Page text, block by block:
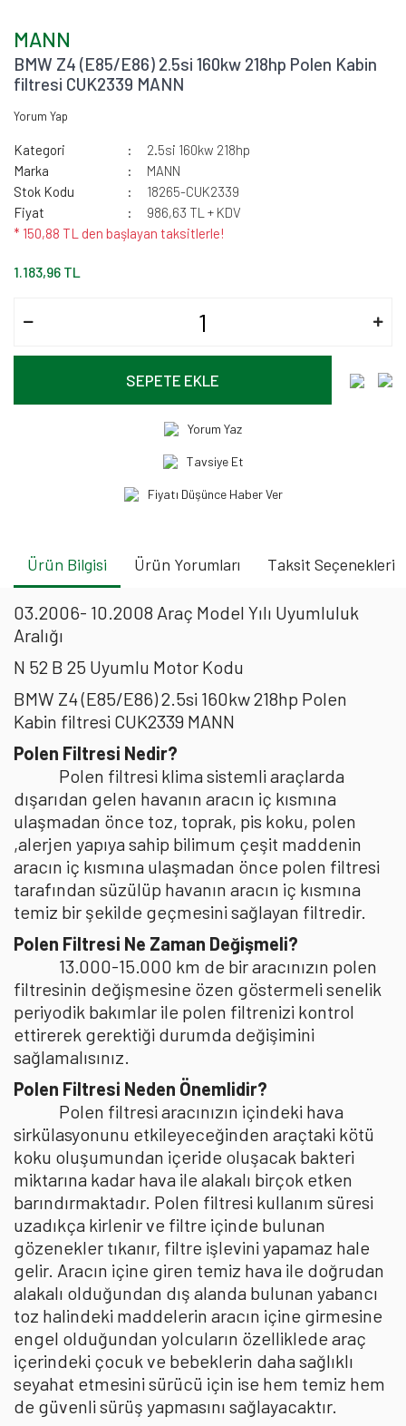
MANN
BMW Z4 (E85/E86) 2.5si 160kw 218hp Polen Kabin
filtresi CUK2339 MANN
Yorum Yap
Kategori
2.5si 160kw 218hp
Marka
MANN
Stok Kodu
18265-CUK2339
Fiyat
986,63 TL + KDV
* 150,88 TL den başlayan taksitlerle!
1.183,96 TL
SEPETE EKLE
Yorum Yaz
Tavsiye Et
Fiyatı Düşünce Haber Ver
Ürün Bilgisi Ürün Yorumları Taksit Seçenekleri
03.2006- 10.2008 Araç Model Yılı Uyumluluk
Aralığı
N 52 B 25 Uyumlu Motor Kodu
BMW Z4 (E85/E86) 2.5si 160kw 218hp Polen
Kabin filtresi CUK2339 MANN
Polen Filtresi Nedir?
Polen filtresi klima sistemli araçlarda
dışarıdan gelen havanın aracın iç kısmına
ulaşmadan önce toz, toprak, pis koku, polen
,alerjen yapıya sahip bilimum çeşit maddenin
aracın iç kısmına ulaşmadan önce polen filtresi
tarafından süzülüp havanın aracın iç kısmına
temiz bir şekilde geçmesini sağlayan filtredir.
Polen Filtresi Ne Zaman Değişmeli?
13.000-15.000 km de bir aracınızın polen
filtresinin değişmesine özen göstermeli senelik
periyodik bakımlar ile polen filtrenizi kontrol
ettirerek gerektiği durumda değişimini
sağlamalısınız.
Polen Filtresi Neden Önemlidir?
Polen filtresi aracınızın içindeki hava
sirkülasyonunu etkileyeceğinden araçtaki kötü
koku oluşumundan içeride oluşacak bakteri
miktarına kadar hava ile alakalı birçok etken
barındırmaktadır. Polen filtresi kullanım süresi
uzadıkça kirlenir ve filtre içinde bulunan
gözenekler tıkanır, filtre işlevini yapamaz hale
gelir. Aracın içine giren temiz hava ile doğrudan
alakalı olduğundan dış alanda bulunan yabancı
toz halindeki maddelerin aracın içine girmesine
engel olduğundan yolcuların özelliklede araç
içerindeki çocuk ve bebeklerin daha sağlıklı
seyahat etmesini sürücü için ise hem temiz hem
de güvenli sürüş yapmasını sağlayacaktır.